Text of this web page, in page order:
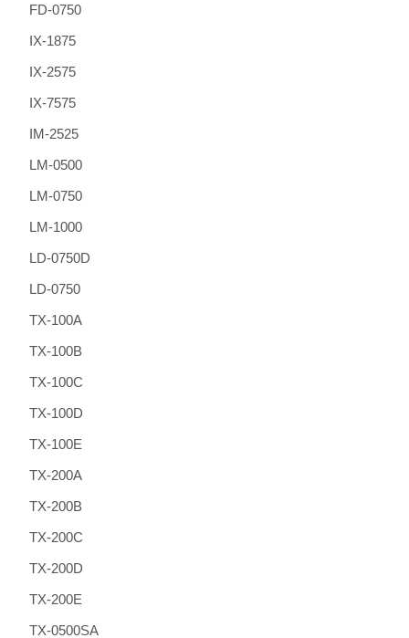
FD-0750
IX-1875
IX-2575
IX-7575
IM-2525
LM-0500
LM-0750
LM-1000
LD-0750D
LD-0750
TX-100A
TX-100B
TX-100C
TX-100D
TX-100E
TX-200A
TX-200B
TX-200C
TX-200D
TX-200E
TX-0500SA